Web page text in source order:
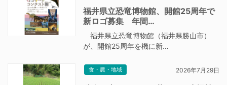
福井県立恐竜博物館、開館25周年で
新ロゴ募集 年間…
福井県立恐竜博物館（福井県勝山市）
が、開館25周年を機に新…
食・農・地域 2026年7月29日